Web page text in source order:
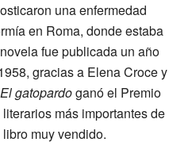
una enfermedad
en Roma, donde estaba
fue publicada un año
gracias a Elena Croce y
El gatopardoganó el Premio
más importantes de
muy vendido.